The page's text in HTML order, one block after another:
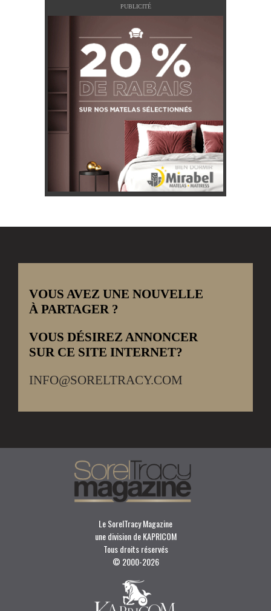
PUBLICITÉ
VOUS AVEZ UNE NOUVELLE
À PARTAGER ?
VOUS DÉSIREZ ANNONCER
SUR CE SITE INTERNET?
INFO@SORELTRACY.COM
Le SorelTracy Magazine
une division de KAPRICOM
Tous droits réservés
© 2000-2026